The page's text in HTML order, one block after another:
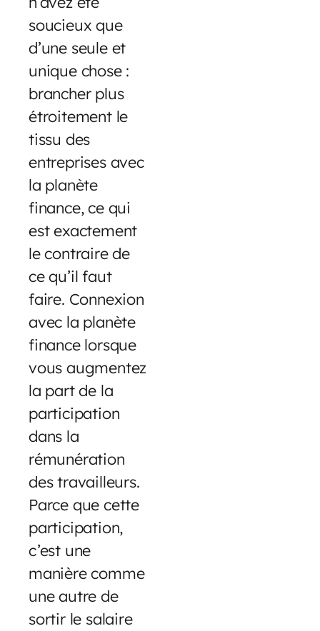
soucieux que
d’une seule et
unique chose :
brancher plus
étroitement le
tissu des
entreprises avec
la planète
finance, ce qui
est exactement
le contraire de
ce qu’il faut
faire. Connexion
avec la planète
finance lorsque
vous augmentez
la part de la
participation
dans la
rémunération
des travailleurs.
Parce que cette
participation,
c’est une
manière comme
une autre de
sortir le salaire